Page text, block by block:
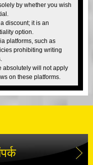
by whether you wish
discount; it is an
option.
platforms, such as
prohibiting writing
absolutely will not apply
on these platforms.